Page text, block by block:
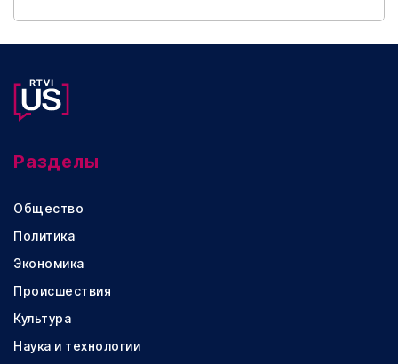
Разделы
Общество
Политика
Экономика
Происшествия
Культура
Наука и технологии